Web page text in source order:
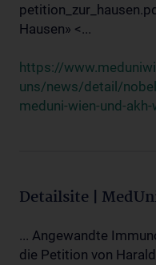
Hausen» <...
https://
uns/news/detail/
meduni-wien-und-
Detailsite |
... Angewandte
die Petition von